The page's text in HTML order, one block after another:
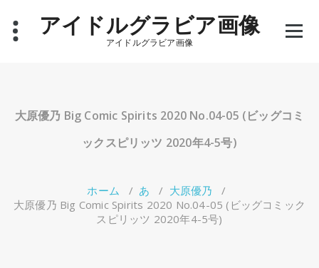
アイドルグラビア画像
アイドルグラビア画像
大原優乃 Big Comic Spirits 2020 No.04-05 (ビッグコミ
ックスピリッツ 2020年4-5号)
ホーム / あ / 大原優乃 /
大原優乃 Big Comic Spirits 2020 No.04-05 (ビッグコミック
スピリッツ 2020年4-5号)